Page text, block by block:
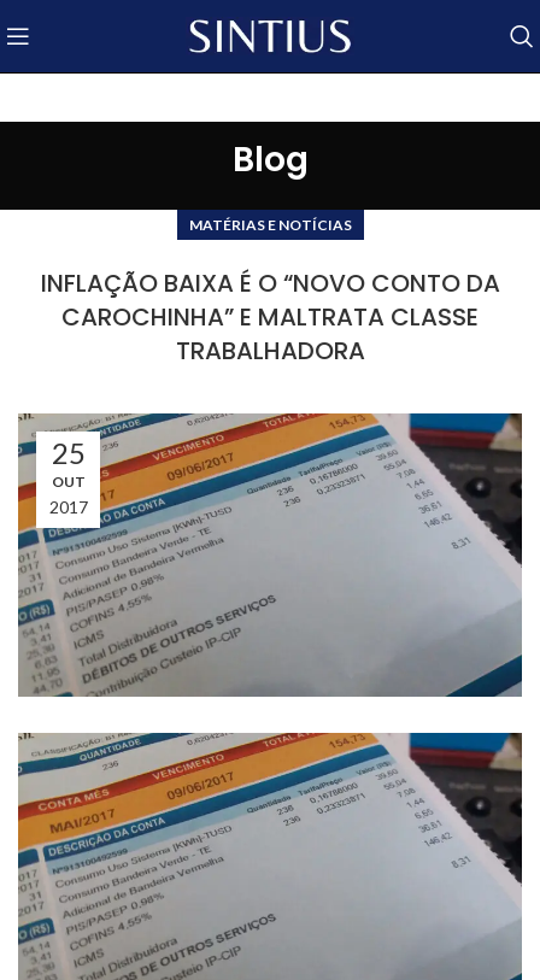
Blog
MATÉRIAS E NOTÍCIAS
INFLAÇÃO BAIXA É O “NOVO CONTO DA
CAROCHINHA” E MALTRATA CLASSE
TRABALHADORA
25
OUT
2017